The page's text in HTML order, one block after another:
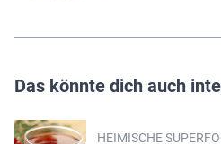
Das könnte dich auch
HEIMISCHE